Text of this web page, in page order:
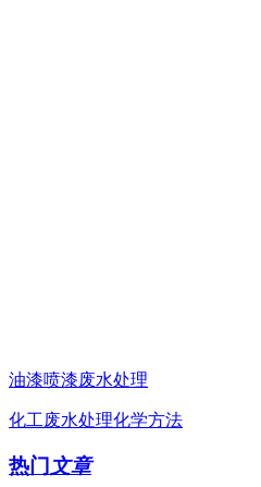
油漆喷漆废水处理
化工废水处理化学方法
热门 文章